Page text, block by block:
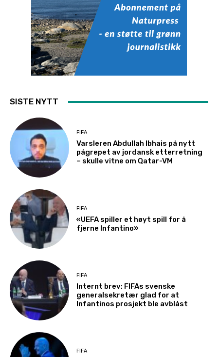
SISTE NYTT
FIFA
Varsleren Abdullah Ibhais på nytt
pågrepet av jordansk etterretning
– skulle vitne om Qatar-VM
FIFA
«UEFA spiller et høyt spill for å
fjerne Infantino»
FIFA
Internt brev: FIFAs svenske
generalsekretær glad for at
Infantinos prosjekt ble avblåst
FIFA